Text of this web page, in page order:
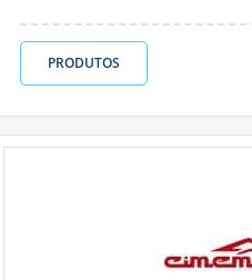
PRODUTOS